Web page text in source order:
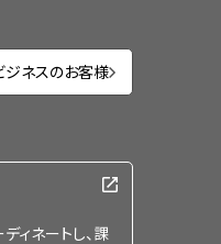
ジネスのお客様
ィネートし、課